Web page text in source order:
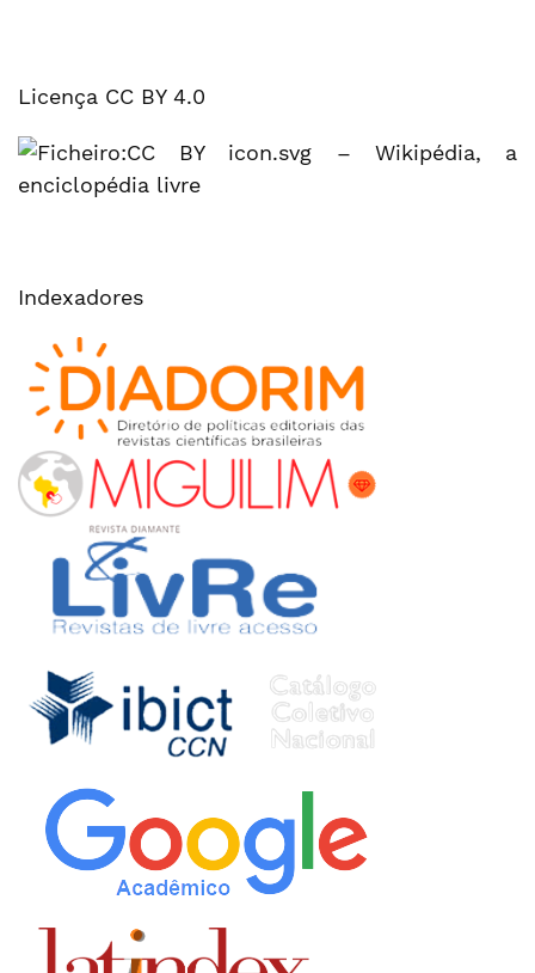
Licença CC BY 4.0
Indexadores